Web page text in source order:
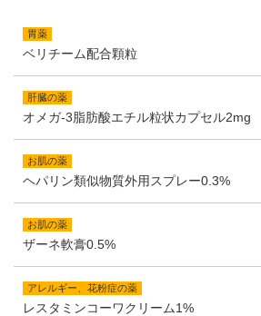
胃薬
ベリチーム配合顆粒
肝臓の薬
オメガ-3脂肪酸エチル粒状カプセル2mg
お肌の薬
ヘパリン類似物質外用スプレー0.3%
お肌の薬
ザーネ軟膏0.5%
アレルギー、花粉症の薬
レスタミンコーワクリーム1%